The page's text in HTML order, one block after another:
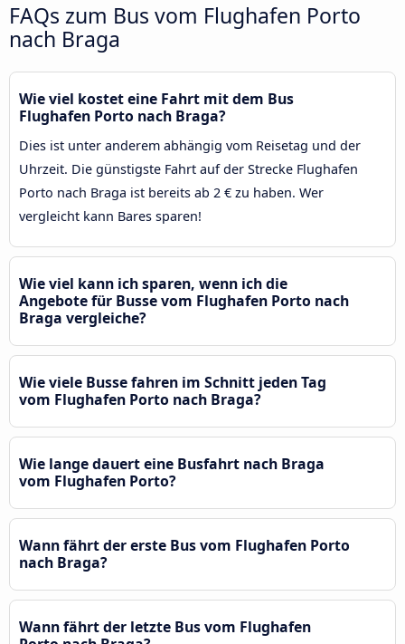
FAQs zum Bus vom Flughafen Porto
nach Braga
Wie viel kostet eine Fahrt mit dem Bus
Flughafen Porto nach Braga?
Dies ist unter anderem abhängig vom Reisetag und der
Uhrzeit. Die günstigste Fahrt auf der Strecke Flughafen
Porto nach Braga ist bereits ab 2 € zu haben. Wer
vergleicht kann Bares sparen!
Wie viel kann ich sparen, wenn ich die
Angebote für Busse vom Flughafen Porto nach
Braga vergleiche?
Wie viele Busse fahren im Schnitt jeden Tag
vom Flughafen Porto nach Braga?
Wie lange dauert eine Busfahrt nach Braga
vom Flughafen Porto?
Wann fährt der erste Bus vom Flughafen Porto
nach Braga?
Wann fährt der letzte Bus vom Flughafen